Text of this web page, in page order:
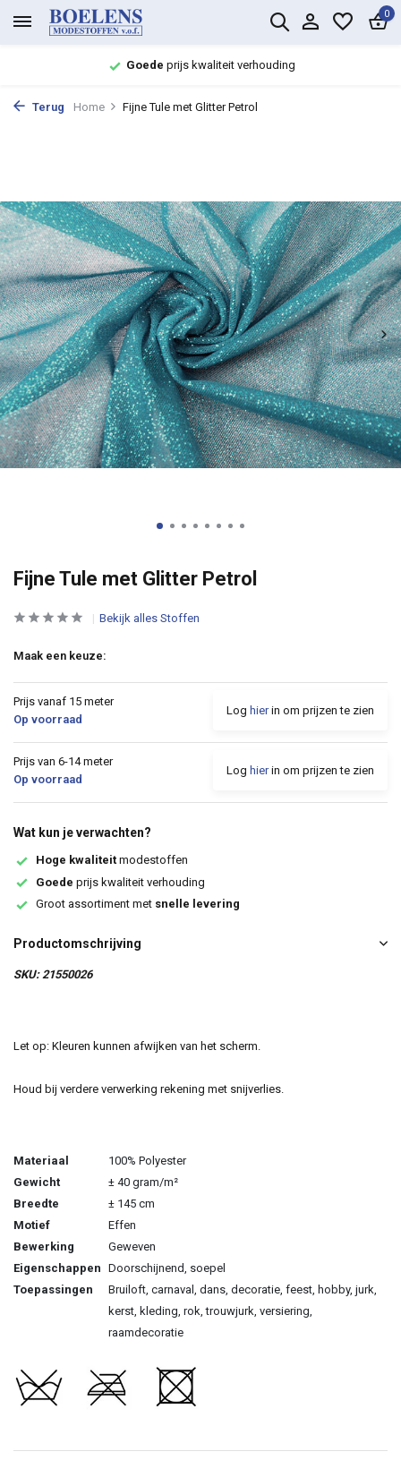
0
Goede prijs kwaliteit verhouding
Terug Home Fijne Tule met Glitter Petrol
Fijne Tule met Glitter Petrol
Bekijk alles Stoffen
Maak een keuze:
Prijs vanaf 15 meter
Op voorraad
Log hierin om prijzen te zien
Prijs van 6-14 meter
Op voorraad
Log hierin om prijzen te zien
Wat kun je verwachten?
Hoge kwaliteit modestoffen
Goede prijs kwaliteit verhouding
Groot assortiment met snelle levering
Productomschrijving
SKU: 21550026
Let op: Kleuren kunnen afwijken van het scherm.
Houd bij verdere verwerking rekening met snijverlies.
Materiaal
100% Polyester
Gewicht
± 40 gram/m²
Breedte
± 145 cm
Motief
Effen
Bewerking
Geweven
Eigenschappen Doorschijnend, soepel
Toepassingen
Bruiloft, carnaval, dans, decoratie, feest, hobby, jurk,
kerst, kleding, rok, trouwjurk, versiering,
raamdecoratie